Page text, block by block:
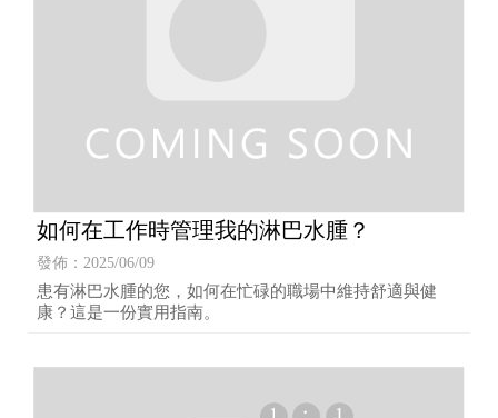
如何在工作時管理我的淋巴水腫？
發佈：2025/06/09
患有淋巴水腫的您，如何在忙碌的職場中維持舒適與健
康？這是一份實用指南。